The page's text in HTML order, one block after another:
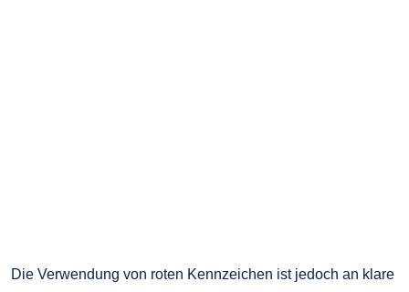
Die Verwendung von roten Kennzeichen ist jedoch an klare